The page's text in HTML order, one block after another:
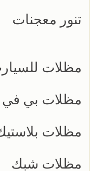
تنور معجنات
مظلات
مظلات بي
مظلات
مظلات شبك